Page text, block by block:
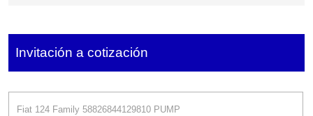
Invitación a cotización